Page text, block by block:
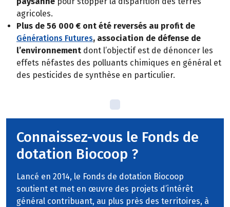
agricoles.
Plus de 56 000 € ont été reversés au profit de
Générations Futures, association de défense de
l’environnement dont l’objectif est de dénoncer les
effets néfastes des polluants chimiques en général et
des pesticides de synthèse en particulier.
Connaissez-vous le Fonds de
dotation Biocoop ?
Lancé en 2014, le Fonds de dotation Biocoop
soutient et met en œuvre des projets d’intérêt
général contribuant, au plus près des territoires, à